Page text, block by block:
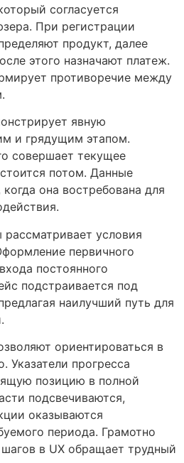
согласуется
При регистрации
продукт, далее
этого назначают платеж.
противоречие между
явную
и грядущим этапом.
совершает текущее
потом. Данные
она востребована для
рассматривает условия
первичного
постоянного
подстраивается под
наилучший путь для
ориентироваться в
Указатели прогресса
позицию в полной
подсвечиваются,
оказываются
периода. Грамотно
в UX обращает трудный